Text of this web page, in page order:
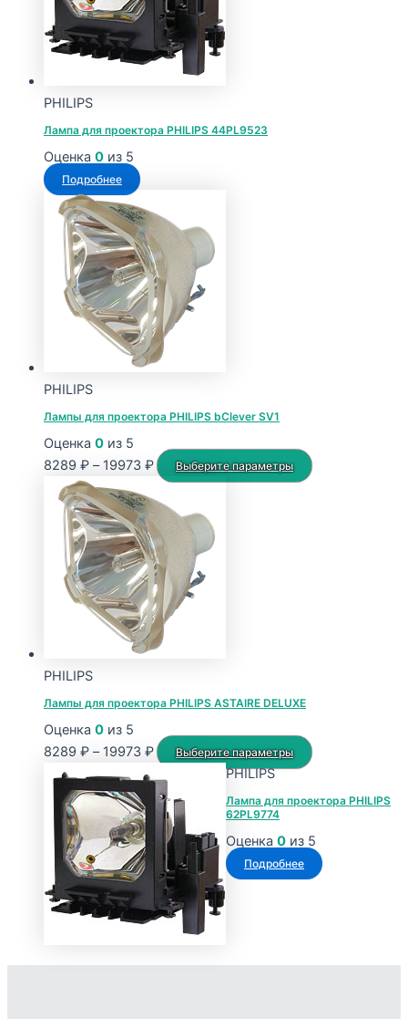
PHILIPS
Лампа для проектора PHILIPS 44PL9523
Оценка 0 из 5
Подробнее
PHILIPS
Лампы для проектора PHILIPS bClever SV1
Оценка 0 из 5
8289 ₽ – 19973 ₽Диапазон
цен:
8289 ₽
–
19973 ₽
Выберите параметры
Этот
PHILIPS
Лампы для проектора PHILIPS ASTAIRE DELUXE
Оценка 0 из 5
8289 ₽ – 19973 ₽Диапазон
8289 ₽
19973 ₽
Выберите параметры
Этот
имеет
вариаций.
Опции
можно
товара.
PHILIPS
Лампа для проектора PHILIPS
62PL9774
Оценка 0 из 5
Подробнее